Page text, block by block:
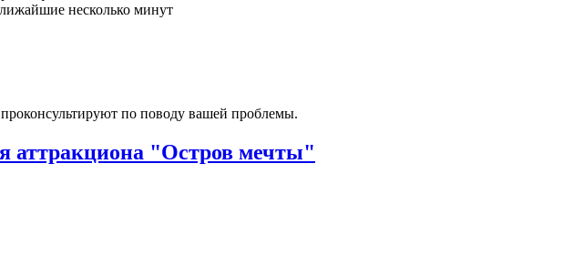
несколько минут
по поводу вашей проблемы.
аттракциона "Остров мечты"